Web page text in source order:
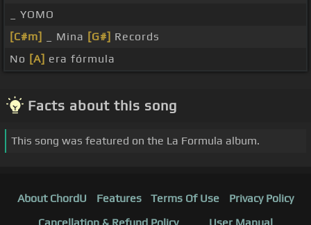
_ YOMO
[C#m]
_ Mina [G#] Records
No [A] era fórmula
Facts about this song
This song was featured on the La Formula album.
About ChordU Features Terms Of Use
Privacy Policy